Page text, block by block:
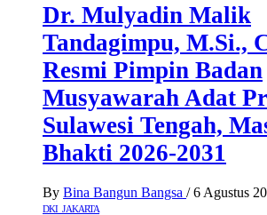
Dr. Mulyadin Malik
Tandagimpu, M.Si.,
Resmi Pimpin Badan
Musyawarah Adat
Sulawesi Tengah,
Bhakti 2026-2031
By Bina Bangun Bangsa / 6 Agustus
DKI JAKARTA